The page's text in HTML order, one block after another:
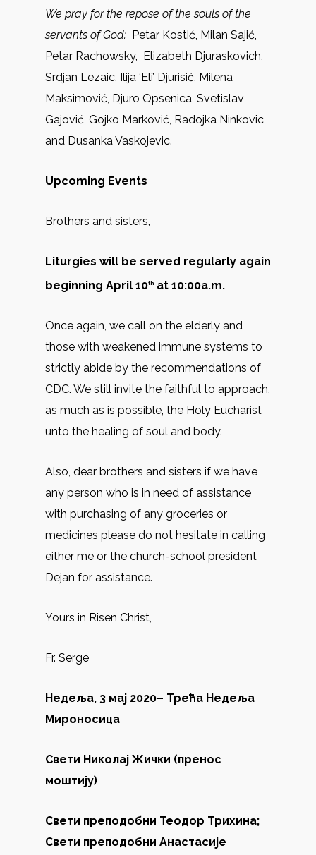
We pray for the repose of the souls of the
servants of God: Petar Kostić, Milan Sajić,
Petar Rachowsky, Elizabeth Djuraskovich,
Srdjan Lezaic, Ilija ‘Eli’ Djurisić, Milena
Maksimović, Djuro Opsenica, Svetislav
Gajović, Gojko Marković, Radojka Ninkovic
and Dusanka Vaskojevic.
Upcoming Events
Brothers and sisters,
Liturgies will be served regularly again
beginning April 10th at 10:00a.m.
Once again, we call on the elderly and
those with weakened immune systems to
strictly abide by the recommendations of
CDC. We still invite the faithful to approach,
as much as is possible, the Holy Eucharist
unto the healing of soul and body.
Also, dear brothers and sisters if we have
any person who is in need of assistance
with purchasing of any groceries or
medicines please do not hesitate in calling
either me or the church-school president
Dejan for assistance.
Yours in Risen Christ,
Fr. Serge
Недеља, 3 мај 2020– Трећа Недеља
Мироносица
Свети Николај Жички (пренос
моштију)
Свети преподобни Теодор Трихина;
Свети преподобни Анастасије